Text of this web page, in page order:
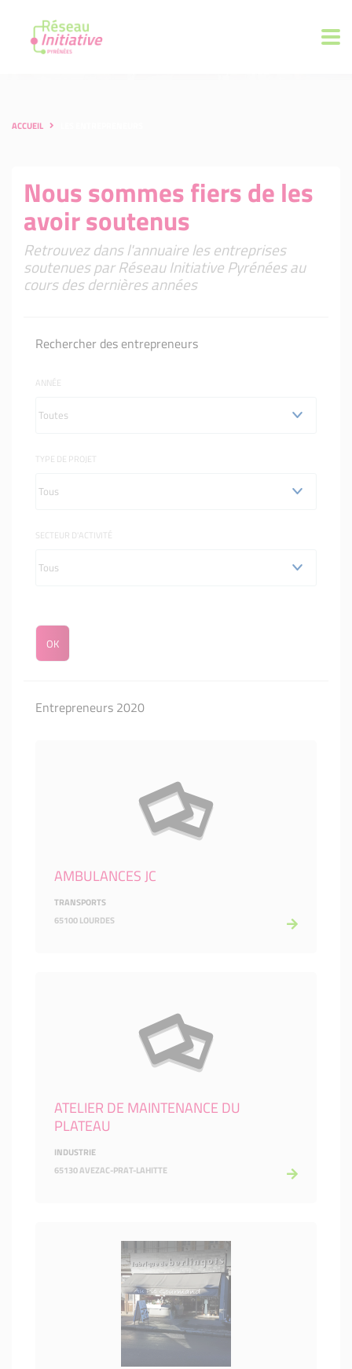
ACCUEIL
Nous sommes fiers de les
avoir soutenus
Retrouvez dans l'annuaire les entreprises
soutenues par Réseau Initiative Pyrénées au
cours des dernières années
Rechercher des entrepreneurs
ANNÉE
TYPE DE PROJET
SECTEUR D'ACTIVITÉ
Entrepreneurs 2020
AMBULANCES JC
TRANSPORTS
65100 LOURDES
ATELIER DE MAINTENANCE DU
PLATEAU
INDUSTRIE
65130 AVEZAC-PRAT-LAHITTE